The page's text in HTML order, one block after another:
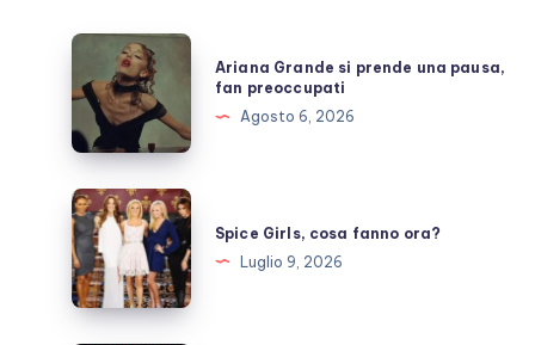
Ariana
Grande
si
prende
una
pausa,
fan
preoccupati
Ariana Grande si prende una pausa,
fan preoccupati
Agosto 6, 2026
Spice
Girls,
cosa
fanno
ora?
Spice Girls, cosa fanno ora?
Luglio 9, 2026